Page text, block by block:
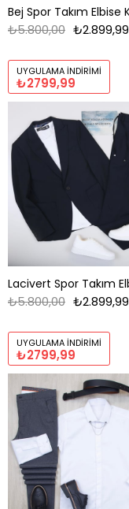
₺2.899,99
₺5.800,00
UYGULAMA İNDIRIMI
₺2799,99
₺2.899,99
₺5.800,00
UYGULAMA İNDIRIMI
₺2799,99